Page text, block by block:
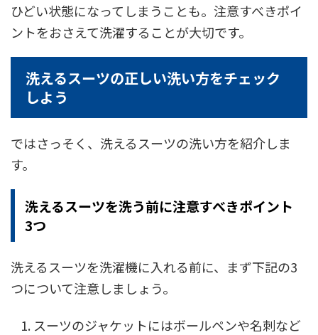
ひどい状態になってしまうことも。注意すべきポイ
ントをおさえて洗濯することが大切です。
洗えるスーツの正しい洗い方をチェック
しよう
ではさっそく、洗えるスーツの洗い方を紹介しま
す。
洗えるスーツを洗う前に注意すべきポイント
3つ
洗えるスーツを洗濯機に入れる前に、まず下記の3
つについて注意しましょう。
スーツのジャケットにはボールペンや名刺など